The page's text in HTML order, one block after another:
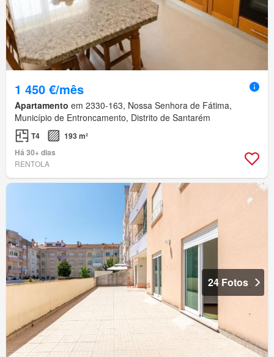
1 450 €/mês
Apartamento em 2330-163, Nossa Senhora de Fátima,
Município de Entroncamento, Distrito de Santarém
T4
193 m²
Há 30+ dias
RENTOLA
24 Fotos